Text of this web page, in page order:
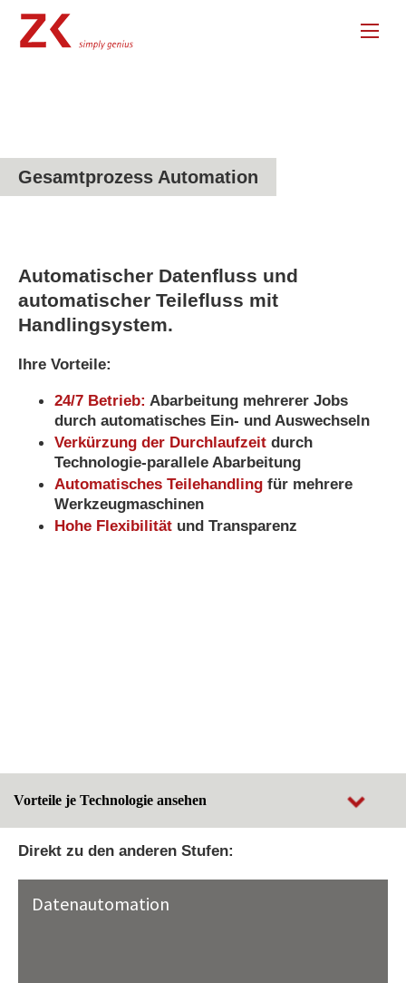
Gesamtprozess Automation
Automatischer Datenfluss und
automatischer Teilefluss mit
Handlingsystem.
Ihre Vorteile:
24/7 Betrieb: Abarbeitung mehrerer Jobs
durch automatisches Ein- und Auswechseln
Verkürzung der Durchlaufzeit durch
Technologie-parallele Abarbeitung
Automatisches Teilehandling für mehrere
Werkzeugmaschinen
Hohe Flexibilität und Transparenz
Vorteile je Technologie ansehen
Direkt zu den anderen Stufen:
Datenautomation